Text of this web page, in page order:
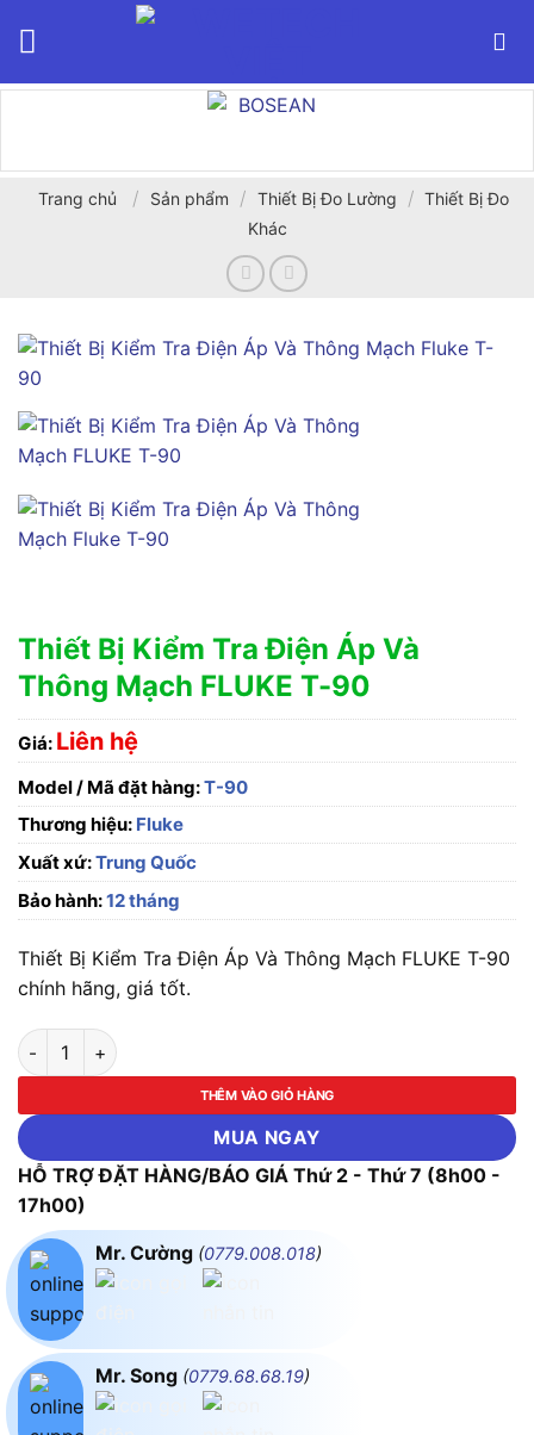
Trang chủ / Sản phẩm / Thiết Bị Đo Lường / Thiết Bị Đo
Khác
Thiết Bị Kiểm Tra Điện Áp Và
Thông Mạch FLUKE T-90
Giá: Liên hệ
Model / Mã đặt hàng:T-90
Thương hiệu: Fluke
Xuất xứ:Trung Quốc
Bảo hành:12 tháng
Thiết Bị Kiểm Tra Điện Áp Và Thông Mạch FLUKE T-90
chính hãng, giá tốt.
Thiết Bị Kiểm Tra Điện Áp Và Thông Mạch FLUKE T-90 số
THÊM VÀO GIỎ HÀNG
MUA NGAY
HỖ TRỢ ĐẶT HÀNG/BÁO GIÁ Thứ 2 - Thứ 7 (8h00 -
17h00)
Mr. Cường (0779.008.018)
Mr. Song (0779.68.68.19)